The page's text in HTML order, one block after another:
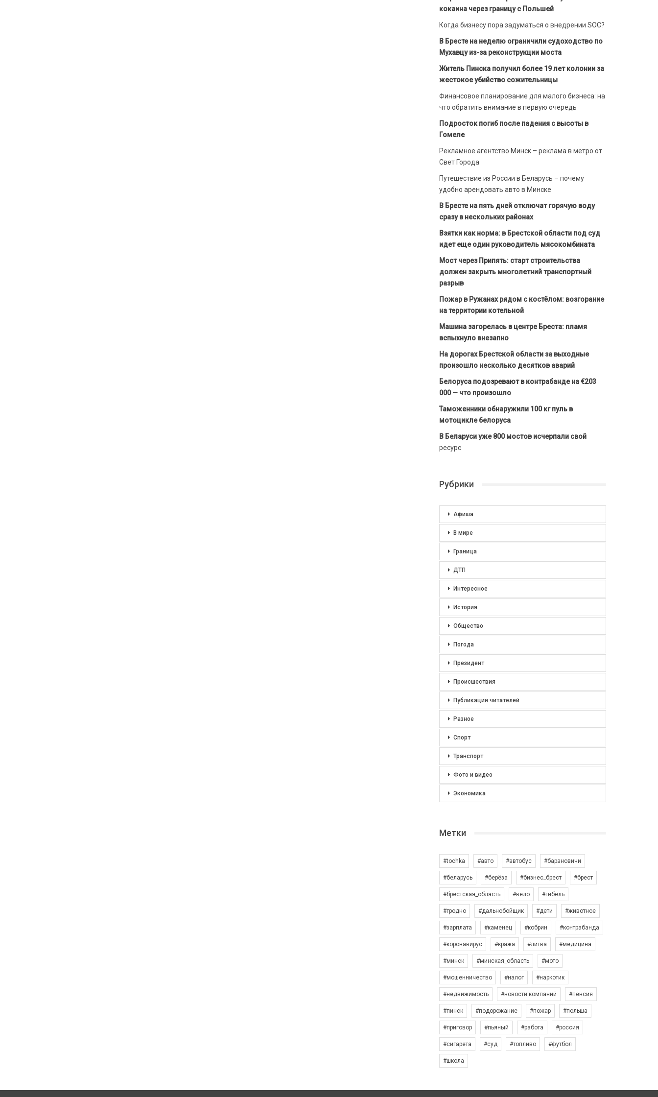
кокаина через границу с Польшей
Когда бизнесу пора задуматься о внедрении SOC?
В Бресте на неделю ограничили судоходство по
Мухавцу из-за реконструкции моста
Житель Пинска получил более 19 лет колонии за
жестокое убийство сожительницы
Финансовое планирование для малого бизнеса: на
что обратить внимание в первую очередь
Подросток погиб после падения с высоты в
Гомеле
Рекламное агентство Минск – реклама в метро от
Свет Города
Путешествие из России в Беларусь – почему
удобно арендовать авто в Минске
В Бресте на пять дней отключат горячую воду
сразу в нескольких районах
Взятки как норма: в Брестской области под суд
идет еще один руководитель мясокомбината
Мост через Припять: старт строительства
должен закрыть многолетний транспортный
разрыв
Пожар в Ружанах рядом с костёлом: возгорание
на территории котельной
Машина загорелась в центре Бреста: пламя
вспыхнуло внезапно
На дорогах Брестской области за выходные
произошло несколько десятков аварий
Белоруса подозревают в контрабанде на €203
000 — что произошло
Таможенники обнаружили 100 кг пуль в
мотоцикле белоруса
В Беларуси уже 800 мостов исчерпали свой
ресурс
Рубрики
Афиша
В мире
Граница
ДТП
Интересное
История
Общество
Погода
Президент
Происшествия
Публикации читателей
Разное
Спорт
Транспорт
Фото и видео
Экономика
Метки
#tochka #авто #автобус #барановичи
#беларусь #берёза #бизнес_брест #брест
#брестская_область #вело #гибель
#гродно #дальнобойщик #дети #животное
#зарплата #каменец #кобрин #контрабанда
#коронавирус #кража #литва #медицина
#минск #минская_область #мото
#мошенничество #налог #наркотик
#недвижимость #новости компаний #пенсия
#пинск #подорожание #пожар #польша
#приговор #пьяный #работа #россия
#сигарета #суд #топливо #футбол
#школа